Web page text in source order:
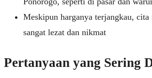
Meskipun harganya terjangkau, cita
sangat lezat dan nikmat
Pertanyaan yang Sering